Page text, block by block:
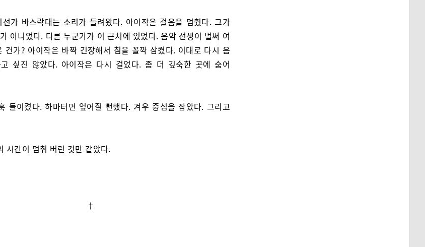
선가 바스락대는 소리가 들려왔다. 아이작은 걸음을 멈췄다. 그가
아니었다. 다른 누군가가 이 근처에 있었다. 음악 선생이 벌써 여
건가? 아이작은 바짝 긴장해서 침을 꼴깍 삼켰다. 이대로 다시 음
고 싶진 않았다. 아이작은 다시 걸었다. 좀 더 깊숙한 곳에 숨어
들이켰다. 하마터면 엎어질 뻔했다. 겨우 중심을 잡았다. 그리고
시간이 멈춰 버린 것만 같았다.
†